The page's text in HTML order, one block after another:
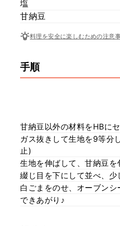
塩
甘納豆
料理を安全に楽しむための注意
手順
甘納豆以外の材料をHBに
ガス抜きして生地を9等分
止)
生地を伸ばして、甘納豆を
綴じ目を下にして並べ、
白ごまをのせ、オーブン
できあがり♪